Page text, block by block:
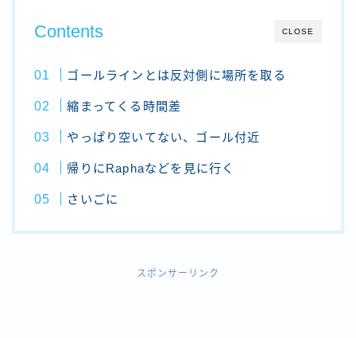
CLOSE
Contents
ゴールラインとは反対側に場所を取る
縮まってくる時間差
やっぱり空いてない、ゴール付近
帰りにRaphaなどを見に行く
さいごに
スポンサーリンク